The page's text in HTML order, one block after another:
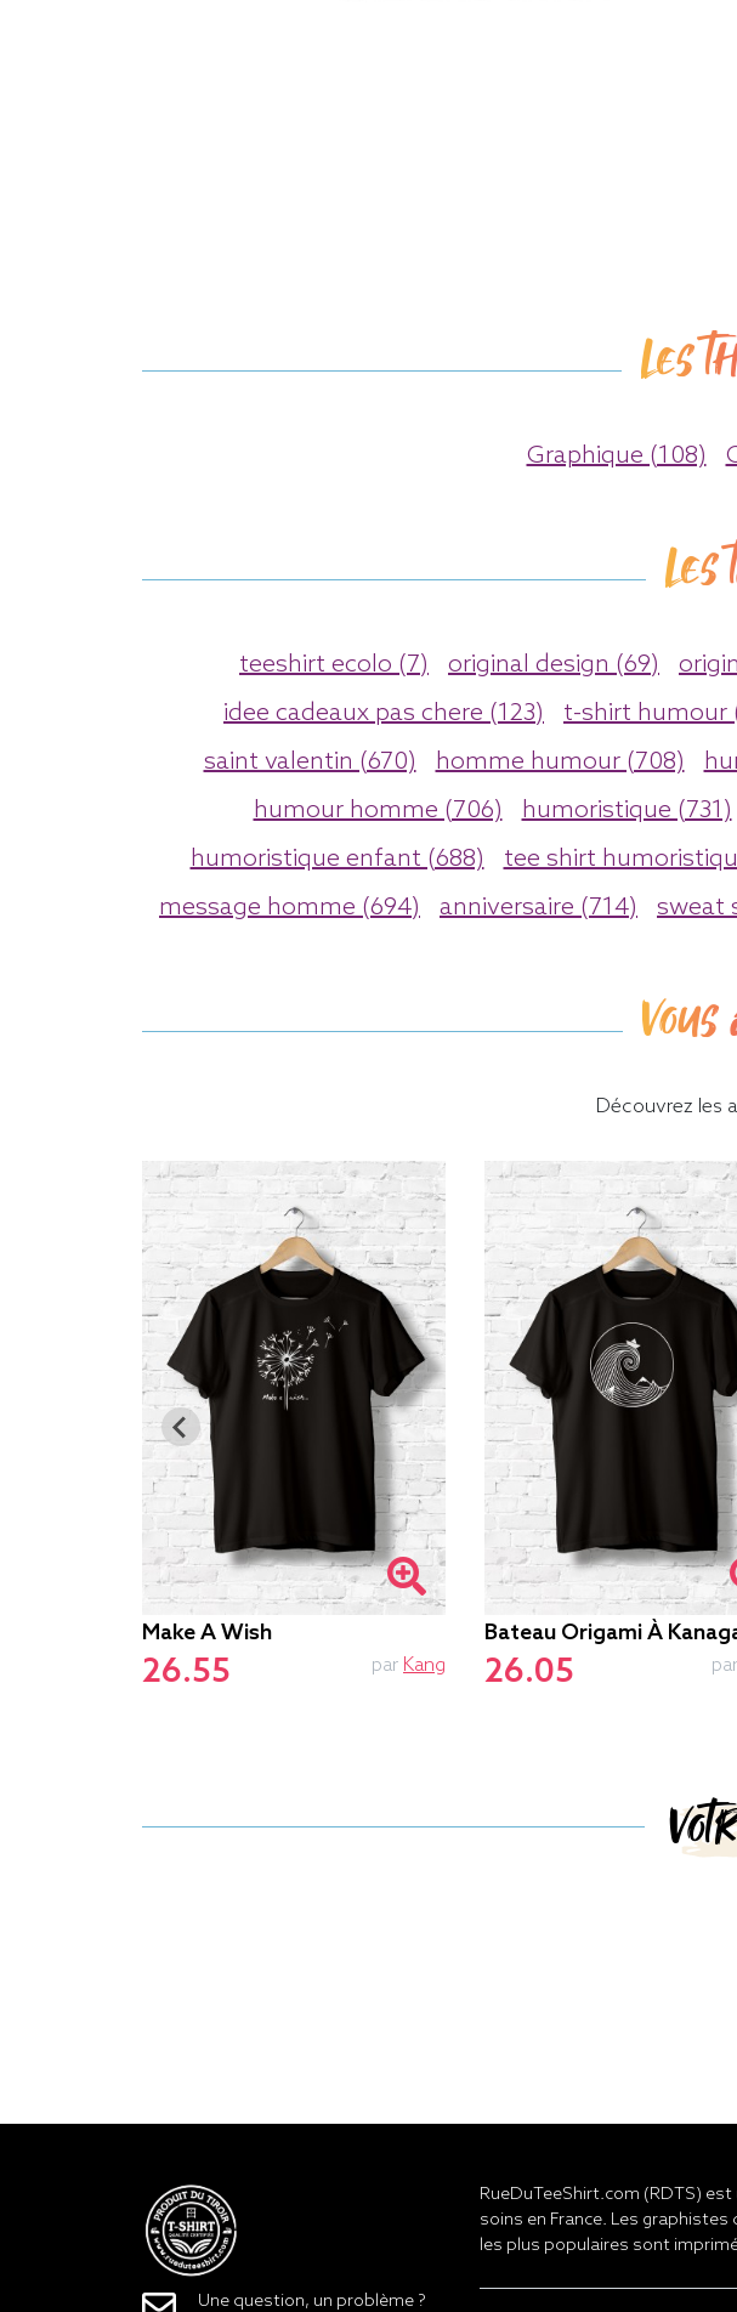
Les
Graphique (108)
Les
teeshirt ecolo (7) original design (69)
idee cadeaux pas chere (123)
t-shirt humour
saint valentin (670)
homme humour (708)
humour homme (706)
humoristique (731)
humoristique enfant (688)
tee shirt
message homme (694)
anniversaire (714) sweat
Découvrez les
Make A Wish
26.55 par Kang
Bateau Origami À
26.05 par
Une question, un problème ?
RueDuTeeShirt.com (RDTS)
soins en France. Les
les plus populaires sont